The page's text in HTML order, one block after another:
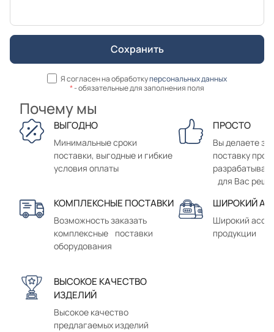
Я согласен на обработкуперсональных данных
*- обязательные для заполнения поля
Почему мы
ВЫГОДНО
Минимальные сроки
поставки, выгодные и гибкие
условия оплаты
ПРОСТО
Вы делаете
поставку
для Вас
КОМПЛЕКСНЫЕ ПОСТАВКИ
Возможность заказать
комплексные поставки
оборудования
ШИРОКИЙ
Широкий
продукции
ВЫСОКОЕ КАЧЕСТВО
ИЗДЕЛИЙ
Высокое качество
предлагаемых изделий